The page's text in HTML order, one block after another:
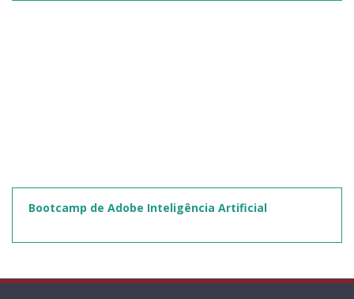
Bootcamp de Adobe Inteligência Artificial